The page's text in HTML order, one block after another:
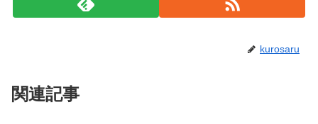
kurosaru
関連記事